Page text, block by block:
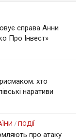
справа Анни
Про Інвест»
хто
наративи
/ ПОДІЇ
про атаку